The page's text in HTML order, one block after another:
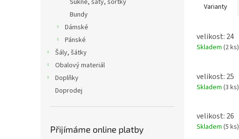
Sukně, šaty, šortky
Bundy
Dámské
Pánské
Šály, šátky
Obalový materiál
Doplňky
Doprodej
Přijímáme online platby
Varianty
velikost: 24
Skladem (2 ks)
velikost: 25
Skladem (3 ks)
velikost: 26
Skladem (5 ks)